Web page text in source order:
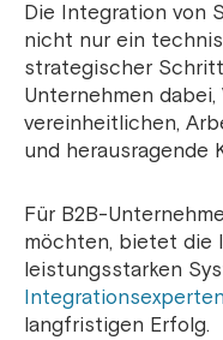
Die Integration von
nicht nur ein
strategischer
Unternehmen
vereinheitlichen,
und herausragende
Für B2B-
möchten, bietet die
leistungsstarken
Integrationsexperten
langfristigen Erfolg.